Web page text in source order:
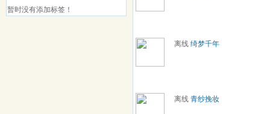
暂时没有添加标签！
离线 绮梦千年
离线 青纱挽妆